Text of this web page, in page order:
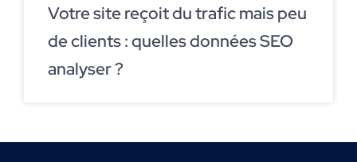
Votre site reçoit du trafic mais peu
de clients : quelles données SEO
analyser ?